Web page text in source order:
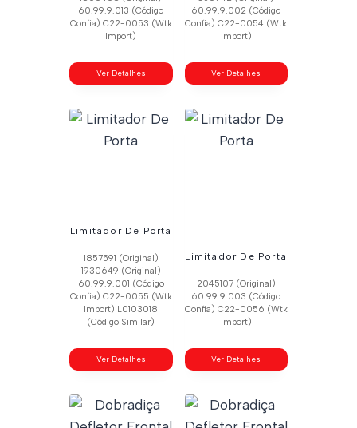
60.99.9.013 (Código
Confia) C22-0053 (Wtk
Import)
Ver Detalhes
60.99.9.002 (Código
Confia) C22-0054 (Wtk
Import)
Ver Detalhes
Limitador De Porta
1857591 (Original)
1930649 (Original)
60.99.9.001 (Código
Confia) C22-0055 (Wtk
Import) L0103018
(Código Similar)
Ver Detalhes
Limitador De Porta
2045107 (Original)
60.99.9.003 (Código
Confia) C22-0056 (Wtk
Import)
Ver Detalhes